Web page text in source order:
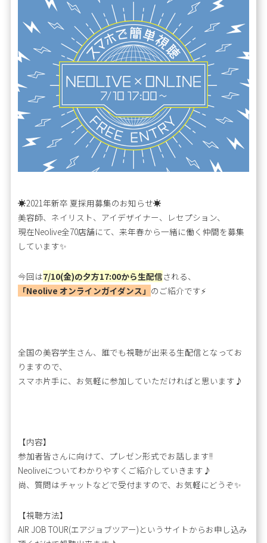
☀️2021年新卒 夏採用募集のお知らせ☀️
美容師、ネイリスト、アイデザイナー、レセプション、
現在Neolive全70店舗にて、来年春から一緒に働く仲間を募集
しています✨
今回は7/10(金)の夕方17:00から生配信される、
「Neolive オンラインガイダンス」 のご紹介です⚡
全国の美容学生さん、誰でも視聴が出来る生配信となってお
りますので、
スマホ片手に、お気軽に参加していただければと思います♪
【内容】
参加者皆さんに向けて、プレゼン形式でお話します!!
Neoliveについてわかりやすくご紹介していきます♪
尚、質問はチャットなどで受付ますので、お気軽にどうぞ✨
【視聴方法】
AIR JOB TOUR(エアジョブツアー)というサイトからお申し込み